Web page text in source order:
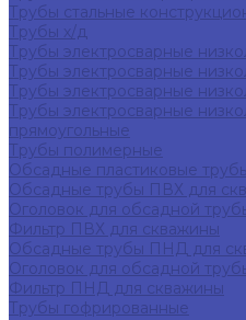
Трубы стальные
Трубы х/д
Трубы электросварные
Трубы электросварные
Трубы электросварные
Трубы электросварные
прямоугольные
Трубы полимерные
Обсадные пластиковые
Обсадные трубы ПВХ для
Оголовок для обсадной
Фильтр ПВХ для скважины
Обсадные трубы ПНД для
Оголовок для обсадной
Фильтр ПНД для скважины
Трубы гофрированные